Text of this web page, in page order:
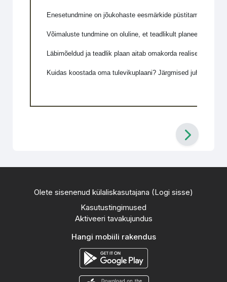
Enesetundmine on jõukohaste eesmärkide püstitamise ja
Võimaluste tundmine on oluline, et teadlikult planeerida
Läbimõeldud ja teadlik plaan aitab omakorda realiseerida
Kuidas koostada oma tulevikuplaani? Järgmised juhised
Olete sisenenud külaliskasutajana (Logi sisse)
Kasutustingimused
Aktiveeri tavakujundus
Hangi mobiili rakendus